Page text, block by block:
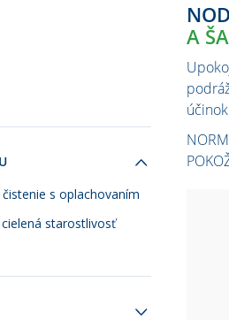
s oplachovaním
starostlivosť
A